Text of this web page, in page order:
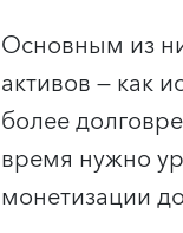
Основным из
активов — как
более
время нужно
монетизации